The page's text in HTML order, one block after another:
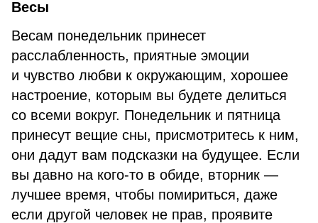
Весы
Весам понедельник принесет
расслабленность, приятные эмоции
и чувство любви к окружающим, хорошее
настроение, которым вы будете делиться
со всеми вокруг. Понедельник и пятница
принесут вещие сны, присмотритесь к ним,
они дадут вам подсказки на будущее. Если
вы давно на кого-то в обиде, вторник —
лучшее время, чтобы помириться, даже
если другой человек не прав, проявите